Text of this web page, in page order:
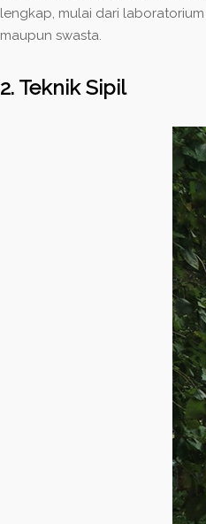
lengkap, mulai dari
maupun swasta.
2. Teknik Sipil